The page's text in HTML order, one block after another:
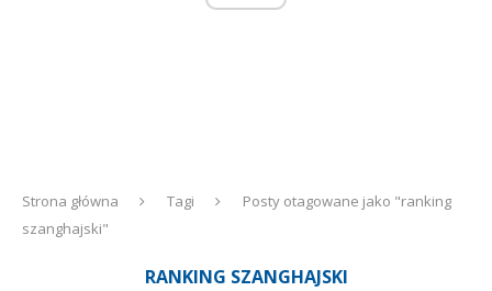
Strona główna Tagi
Posty otagowane jako "ranking
szanghajski"
RANKING SZANGHAJSKI